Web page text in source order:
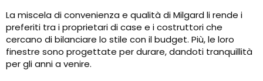
La miscela di convenienza e qualità di Milgard li rende i
preferiti tra i proprietari di case e i costruttori che
cercano di bilanciare lo stile con il budget. Più, le loro
finestre sono progettate per durare, dandoti tranquillità
per gli anni a venire.